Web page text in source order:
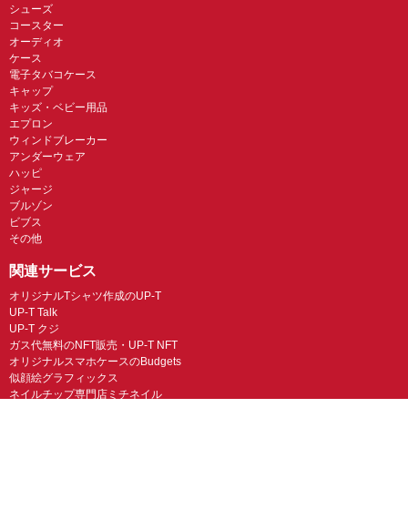
シューズ
コースター
オーディオ
ケース
電子タバコケース
キャップ
キッズ・ベビー用品
エプロン
ウィンドブレーカー
アンダーウェア
ハッピ
ジャージ
ブルゾン
ビブス
その他
関連サービス
オリジナルTシャツ作成のUP-T
UP-T Talk
UP-T クジ
ガス代無料のNFT販売・UP-T NFT
オリジナルスマホケースのBudgets
似顔絵グラフィックス
ネイルチップ専門店ミチネイル